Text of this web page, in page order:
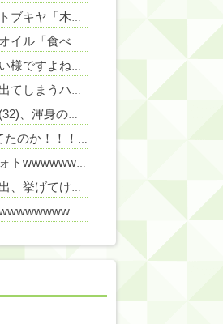
【カードキャプターさくら】コトブキヤ「木之本桜 [包囲(シージュ)]コスチュームVer.」フィギュア【彩色原型公開】
粉末スープ、液体スープ、調味オイル「食べる『直前』に入れてください！！」
義母「服装が失礼よ」私「お互い様ですよね～」今までイビられ続けてきた私が義姉の披露宴で大暴れｗｗ義親族に「ひっぱたきますよ」と釘を刺したったｗｗｗ
高崎春アナ お尻に下着が浮き出てしまうハプニング！！ NEW!
【動画】役満ボディ・岡田紗佳(32)、渾身のあたシコダンスwwwwwww
楽屋の4期生はこの並びで座ってたのか！！！【乃木坂46】
【悲報】渡邊渚さん、意味深フォトwwwwwwwwwwww
【速報】中村麗乃ちゃんの思い出、挙げてけwwwwwwwwwww
【朗報】増田三莉音さんの生足wwwwwwwwwwww
乃木坂46『オリコン上半期SG1位獲得!!』←もうこれ今が全盛期だろwwwwww